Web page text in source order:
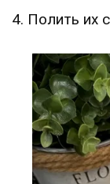
4. Полить их